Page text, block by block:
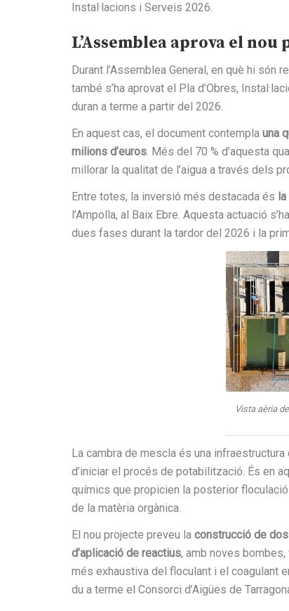
Instal·lacions i Serveis 2026.
L’Assemblea aprova el nou
Durant l’Assemblea General, en què hi
també s’ha aprovat el Pla d’Obres,
duran a terme a partir del 2026.
En aquest cas, el document contempla una
milions d’euros. Més del 70 % d’aquesta
millorar la qualitat de l’aigua a través dels
Entre totes, la inversió més destacada és
l’Ampolla, al Baix Ebre. Aquesta actuació
dues fases durant la tardor del 2026 i la
Vista aèria
La cambra de mescla és una
d’iniciar el procés de potabilització. És en
químics que propicien la posterior
de la matèria orgànica.
El nou projecte preveu la construcció de
d’aplicació de reactius, amb noves
més exhaustiva del floculant i el coagulant
du a terme el Consorci d’Aigües de